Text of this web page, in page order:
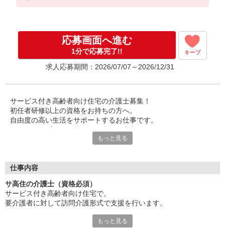
応募画面へ進む
1分で応募完了!! キープ
求人応募期間：2026/07/07～2026/12/31
サービス付き高齢者向け住宅の介護士募集！
初任者研修以上の資格をお持ちの方へ。
自由度の高い生活をサポートするお仕事です。
あなたの介護スキルを存分に発揮できます♪
研修参加費の補助なども充実。
高待遇で長く働ける環境です。
施設見学も随時受付中！
皆様のご応募をお待ちしております！
もっと見る
仕事内容
サ高住の介護士（資格必須）
サービス付き高齢者向け住宅で、
要介護者に対して訪問介護形式で支援を行います。
介護福祉士や初任者研修修了者などの資格が必要で、
もっと見る